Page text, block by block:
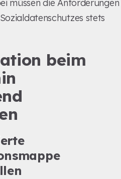
müssen die Anforderungen
stets
beim